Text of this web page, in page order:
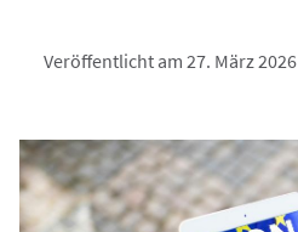
Veröffentlicht am 27. März 2026